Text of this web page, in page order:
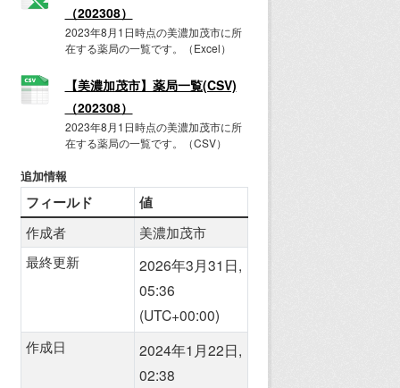
（202308）
2023年8月1日時点の美濃加茂市に所
在する薬局の一覧です。（Excel）
【美濃加茂市】薬局一覧(CSV)
（202308）
2023年8月1日時点の美濃加茂市に所
在する薬局の一覧です。（CSV）
追加情報
フィールド 値
作成者
美濃加茂市
最終更新
2026年3月31日,
05:36
(UTC+00:00)
作成日
2024年1月22日,
02:38